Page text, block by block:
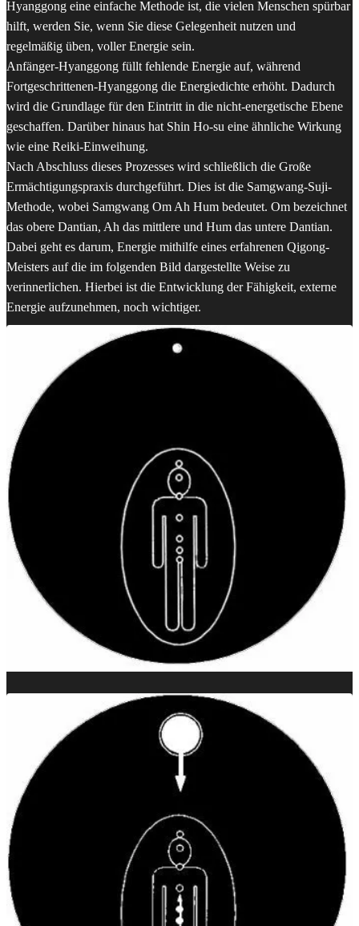
Hyanggong eine einfache Methode ist, die vielen Menschen spürbar
hilft, werden Sie, wenn Sie diese Gelegenheit nutzen und
regelmäßig üben, voller Energie sein.
Anfänger-Hyanggong füllt fehlende Energie auf, während
Fortgeschrittenen-Hyanggong die Energiedichte erhöht. Dadurch
wird die Grundlage für den Eintritt in die nicht-energetische Ebene
geschaffen. Darüber hinaus hat Shin Ho-su eine ähnliche Wirkung
wie eine Reiki-Einweihung.
Nach Abschluss dieses Prozesses wird schließlich die Große
Ermächtigungspraxis durchgeführt. Dies ist die Samgwang-Suji-
Methode, wobei Samgwang Om Ah Hum bedeutet. Om bezeichnet
das obere Dantian, Ah das mittlere und Hum das untere Dantian.
Dabei geht es darum, Energie mithilfe eines erfahrenen Qigong-
Meisters auf die im folgenden Bild dargestellte Weise zu
verinnerlichen. Hierbei ist die Entwicklung der Fähigkeit, externe
Energie aufzunehmen, noch wichtiger.